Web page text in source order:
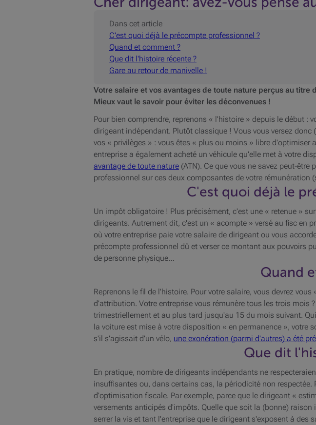
Dans cet article
C'est quoi déjà le précompte professionnel ?
Quand et comment ?
Que dit l'histoire récente ?
Gare au retour de manivelle !
Votre salaire et vos avantages de toute nature perçus au
Mieux vaut le savoir pour éviter les déconvenues !
Pour bien comprendre, reprenons « l'histoire » depuis le début :
dirigeant indépendant. Plutôt classique ! Vous vous versez
vos « privilèges » : vous êtes « plus ou moins » libre
entreprise a également acheté un véhicule qu'elle met à votre
avantage de toute nature (ATN). Ce que vous ne savez peut-
professionnel sur ces deux composantes de votre rémunération
C'est quoi déjà le
Un impôt obligatoire ! Plus précisément, c'est une « retenue »
dirigeants. Autrement dit, c'est un « acompte » versé au fisc en
où votre entreprise paie votre salaire de dirigeant ou vous
précompte professionnel dû et verser ce montant aux pouvoirs
de personne physique…
Quand
Reprenons le fil de l'histoire. Pour votre salaire, vous devrez
d'attribution. Votre entreprise vous rémunère tous les trois mois
trimestriellement et au plus tard jusqu'au 15 du mois suivant.
la voiture est mise à votre disposition « en permanence », votre
s'il s'agissait d'un vélo, une exonération (parmi d'autres) a été
Que dit
En pratique, nombre de dirigeants indépendants ne
insuffisantes ou, dans certains cas, la périodicité non
d'optimisation fiscale. Par exemple, parce que le dirigeant «
versements anticipés d'impôts. Quelle que soit la (bonne)
serrer la vis et tant l'entreprise que le dirigeant s'exposent à des